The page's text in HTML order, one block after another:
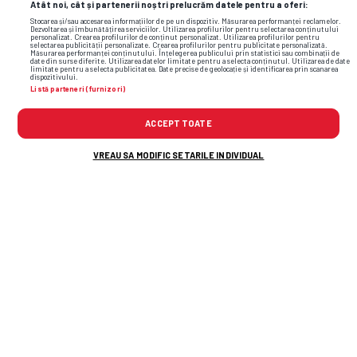
Atât noi, cât și partenerii noștri prelucrăm datele pentru a oferi:
Stocarea și/sau accesarea informațiilor de pe un dispozitiv. Măsurarea performanței reclamelor.
Dezvoltarea și îmbunătățirea serviciilor. Utilizarea profilurilor pentru selectarea conținutului
personalizat. Crearea profilurilor de conținut personalizat. Utilizarea profilurilor pentru
selectarea publicității personalizate. Crearea profilurilor pentru publicitate personalizată.
Măsurarea performanței conținutului. Înțelegerea publicului prin statistici sau combinații de
date din surse diferite. Utilizarea datelor limitate pentru a selecta conținutul. Utilizarea de date
limitate pentru a selecta publicitatea. Date precise de geolocație și identificarea prin scanarea
dispozitivului.
Listă parteneri (furnizori)
ACCEPT TOATE
VREAU SA MODIFIC SETARILE INDIVIDUAL